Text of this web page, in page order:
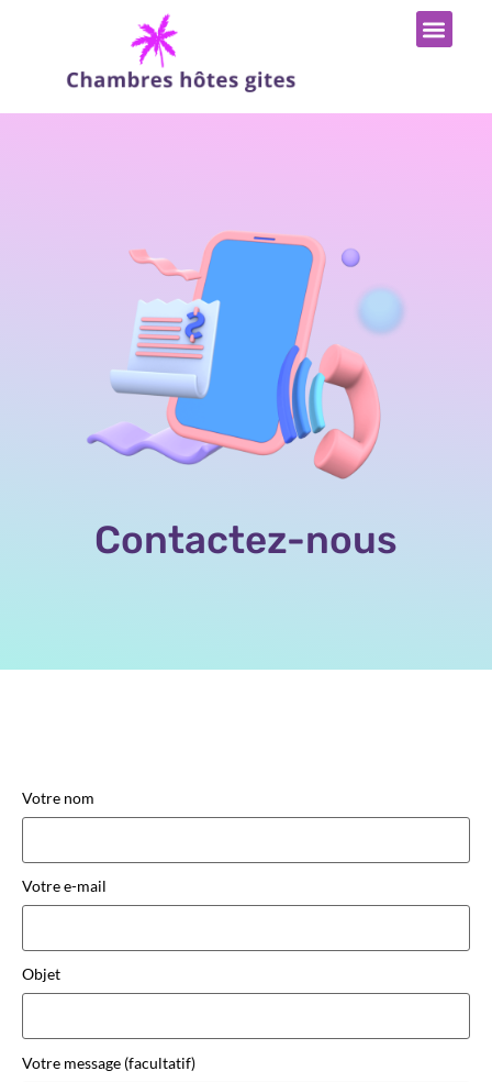
Contactez-nous
Votre nom
Votre e-mail
Objet
Votre message (facultatif)